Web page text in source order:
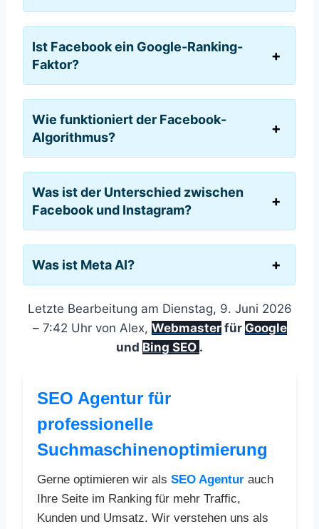
Ist Facebook ein Google-Ranking-
Faktor?
Wie funktioniert der Facebook-
Algorithmus?
Was ist der Unterschied zwischen
Facebook und Instagram?
Was ist Meta AI?
Letzte Bearbeitung am Dienstag, 9. Juni 2026
– 7:42 Uhr von Alex, Webmasterfür Google
und Bing SEO .
SEO Agentur für
professionelle
Suchmaschinenoptimierung
Gerne optimieren wir als SEO Agentur auch
Ihre Seite im Ranking für mehr Traffic,
Kunden und Umsatz. Wir verstehen uns als